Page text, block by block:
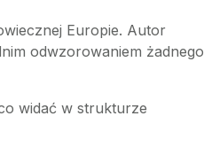
Europie. Autor
odwzorowaniem żadnego
widać w strukturze